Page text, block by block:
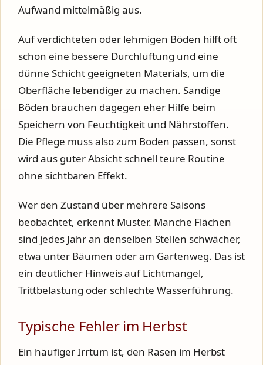
Aufwand mittelmäßig aus.
Auf verdichteten oder lehmigen Böden hilft oft
schon eine bessere Durchlüftung und eine
dünne Schicht geeigneten Materials, um die
Oberfläche lebendiger zu machen. Sandige
Böden brauchen dagegen eher Hilfe beim
Speichern von Feuchtigkeit und Nährstoffen.
Die Pflege muss also zum Boden passen, sonst
wird aus guter Absicht schnell teure Routine
ohne sichtbaren Effekt.
Wer den Zustand über mehrere Saisons
beobachtet, erkennt Muster. Manche Flächen
sind jedes Jahr an denselben Stellen schwächer,
etwa unter Bäumen oder am Gartenweg. Das ist
ein deutlicher Hinweis auf Lichtmangel,
Trittbelastung oder schlechte Wasserführung.
Typische Fehler im Herbst
Ein häufiger Irrtum ist, den Rasen im Herbst